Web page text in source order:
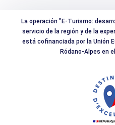
La operación "E-Turismo:
servicio de la región y de la
está cofinanciada por la Unión
Ródano-Alpes en